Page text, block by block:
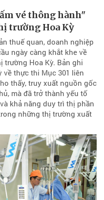
vé thông hành"
trường Hoa Kỳ
thuế quan, doanh nghiệp
ngày càng khắt khe về
Hoa Kỳ. Bản ghi
về thực thi Mục 301 liên
thấy, truy xuất nguồn gốc
mà đã trở thành yếu tố
khả năng duy trì thị phần
những thị trường xuất